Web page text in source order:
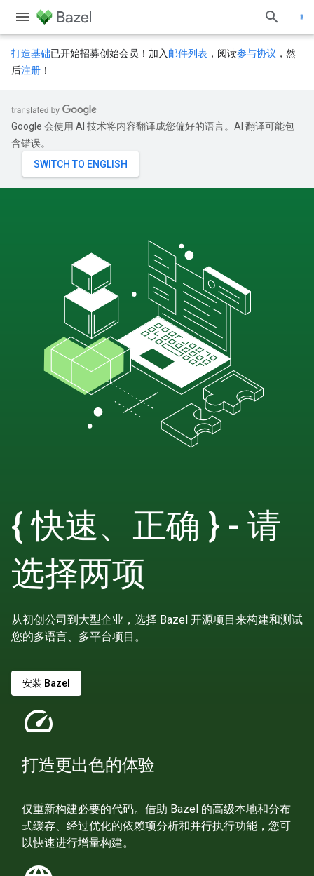
打造基础已开始招募创始会员！加入 邮件列表 ，阅读参与协议 ，然
后注册 ！
Google 会使用 AI 技术将内容翻译成您偏好的语言。AI 翻译可能包
含错误。
{ 快速、正确 } - 请
选择两项
从初创公司到大型企业，选择 Bazel 开源项目来构建和测试
您的多语言、多平台项目。
安装 Bazel
speed
打造更出色的体验
仅重新构建必要的代码。借助 Bazel 的高级本地和分布
式缓存、经过优化的依赖项分析和并行执行功能，您可
以快速进行增量构建。